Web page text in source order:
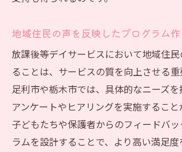
共同プロジェクトによる資金確
政策提言を通じたサポート強
公的資金に依存しない事業戦
成功事例から学ぶ資金調達ノ
成功事例から学ぶ運営戦略のポイ
地域に根差した成功事例の分
地域住民の声を反映したプログラム作
放課後等デイサービスにおいて地域住
ることは、サービスの質を向上させる重
足利市や栃木市では、具体的なニーズ
アンケートやヒアリングを実施すること
子どもたちや保護者からのフィードバ
ラムを設計することで、より高い満足度